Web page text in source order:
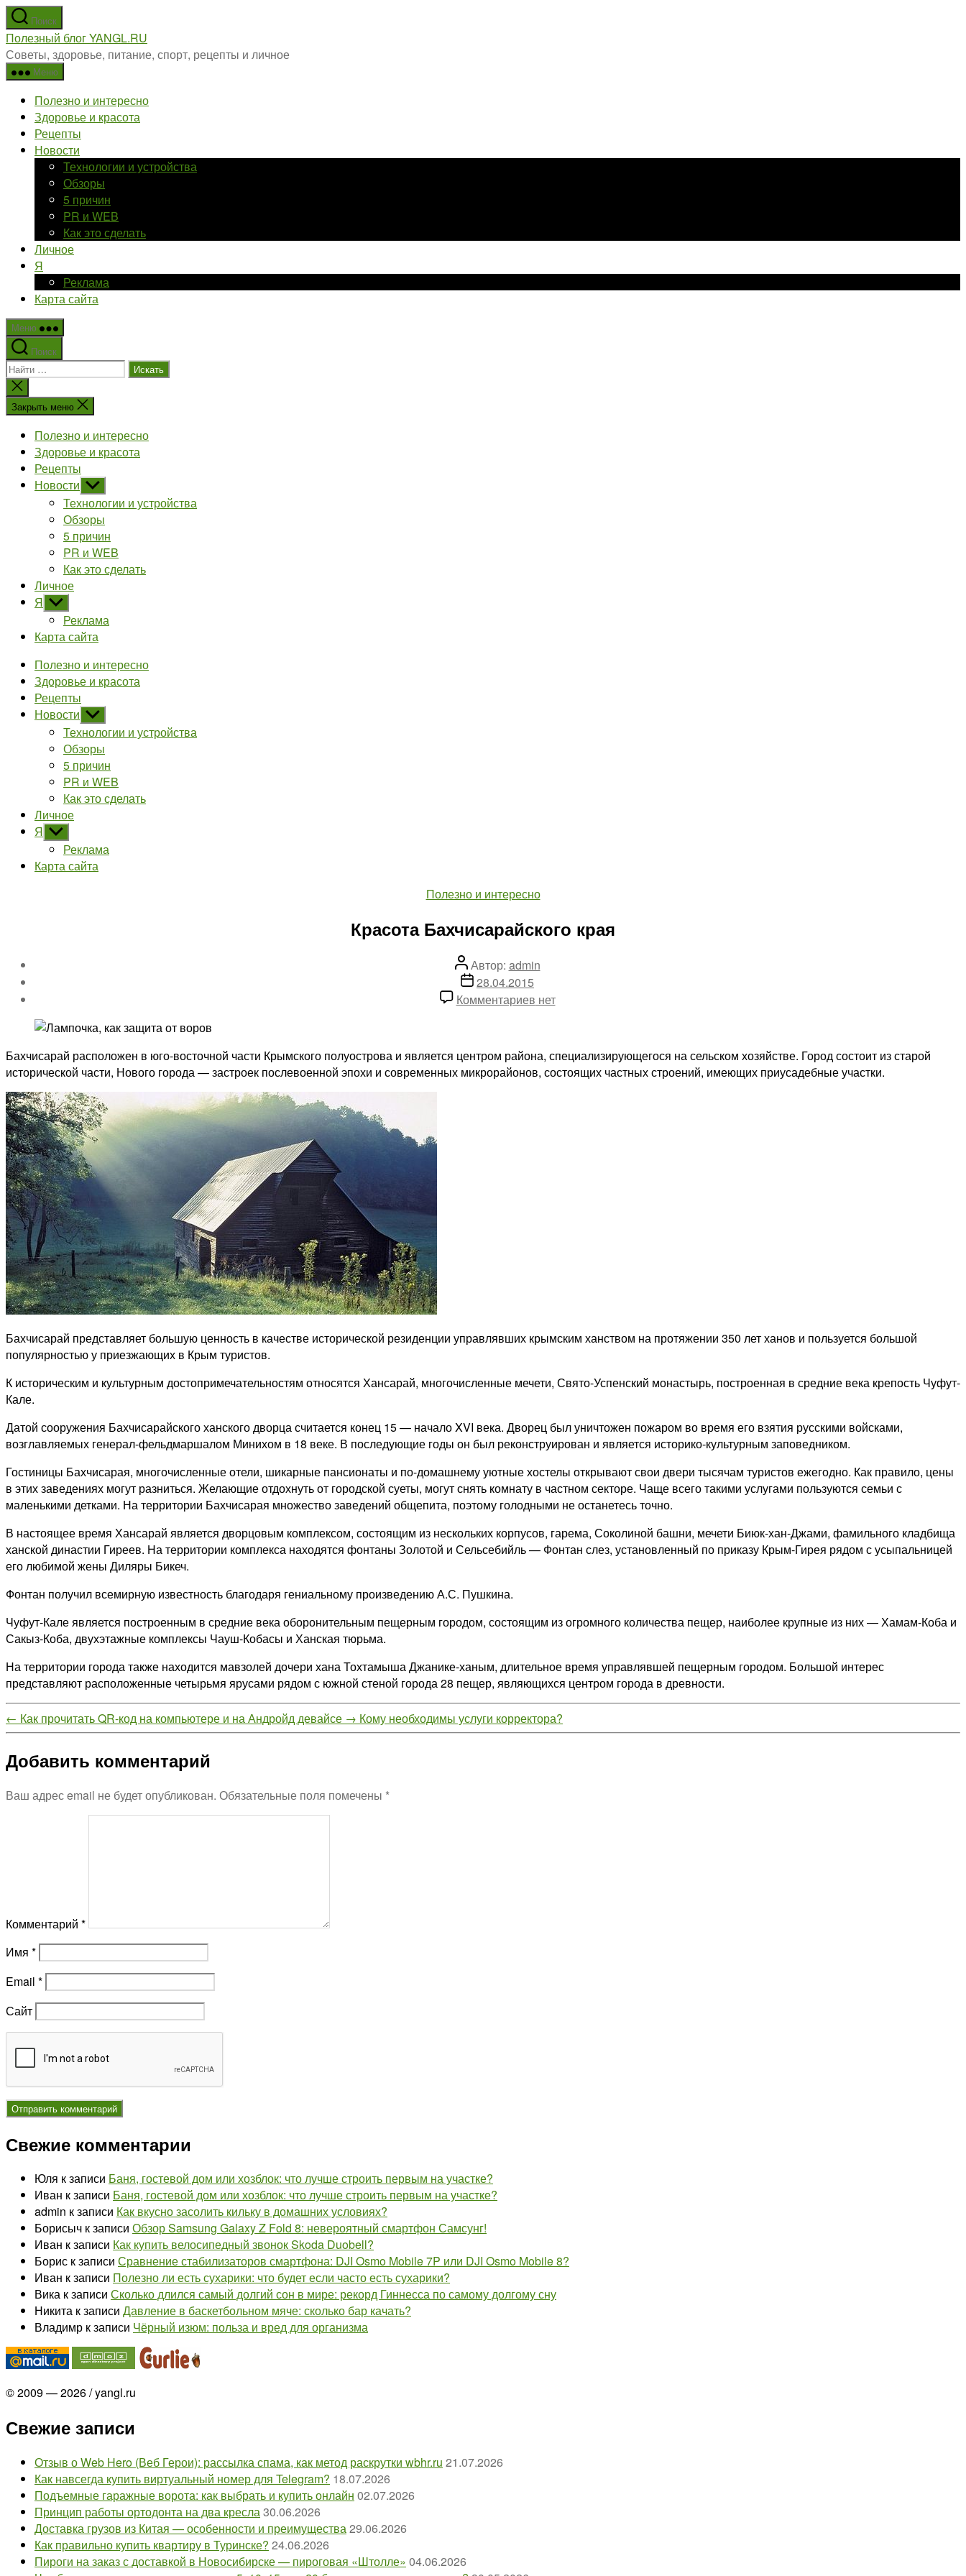
Перейти
к
содержимому
Поиск
Полезный блог YANGL.RU
Советы, здоровье, питание, спорт, рецепты и личное
Меню
Полезно и интересно
Здоровье и красота
Рецепты
Новости
Технологии и устройства
Обзоры
5 причин
PR и WEB
Как это сделать
Личное
Я
Реклама
Карта сайта
Меню
Поиск
Поиск:
Закрыть
поиск
Закрыть меню
Полезно и интересно
Здоровье и красота
Рецепты
Новости Показывать
подменю
Технологии и устройства
Обзоры
5 причин
PR и WEB
Как это сделать
Личное
Я Показывать
подменю
Реклама
Карта сайта
Полезно и интересно
Здоровье и красота
Рецепты
Новости Показывать
подменю
Технологии и устройства
Обзоры
5 причин
PR и WEB
Как это сделать
Личное
Я Показывать
подменю
Реклама
Карта сайта
Рубрики
Полезно и интересно
Красота Бахчисарайского края
Автор
записи
Автор: admin
Дата
записи
28.04.2015
Комментариевк
края
нет
Бахчисарай расположен в юго-восточной части Крымского полуострова и является центром района, специализирующегося на сельском хозяйстве. Город состоит из старой
исторической части, Нового города — застроек послевоенной эпохи и современных микрорайонов, состоящих частных строений, имеющих приусадебные участки.
Бахчисарай представляет большую ценность в качестве исторической резиденции управлявших крымским ханством на протяжении 350 лет ханов и пользуется большой
популярностью у приезжающих в Крым туристов.
К историческим и культурным достопримечательностям относятся Хансарай, многочисленные мечети, Свято-Успенский монастырь, построенная в средние века крепость Чуфут-
Кале.
Датой сооружения Бахчисарайского ханского дворца считается конец 15 — начало XVI века. Дворец был уничтожен пожаром во время его взятия русскими войсками,
возглавляемых генерал-фельдмаршалом Минихом в 18 веке. В последующие годы он был реконструирован и является историко-культурным заповедником.
Гостиницы Бахчисарая, многочисленные отели, шикарные пансионаты и по-домашнему уютные хостелы открывают свои двери тысячам туристов ежегодно. Как правило, цены
в этих заведениях могут разниться. Желающие отдохнуть от городской суеты, могут снять комнату в частном секторе. Чаще всего такими услугами пользуются семьи с
маленькими детками. На территории Бахчисарая множество заведений общепита, поэтому голодными не останетесь точно.
В настоящее время Хансарай является дворцовым комплексом, состоящим из нескольких корпусов, гарема, Соколиной башни, мечети Биюк-хан-Джами, фамильного кладбища
ханской династии Гиреев. На территории комплекса находятся фонтаны Золотой и Сельсебийль — Фонтан слез, установленный по приказу Крым-Гирея рядом с усыпальницей
его любимой жены Диляры Бикеч.
Фонтан получил всемирную известность благодаря гениальному произведению А.С. Пушкина.
Чуфут-Кале является построенным в средние века оборонительным пещерным городом, состоящим из огромного количества пещер, наиболее крупные из них — Хамам-Коба и
Сакыз-Коба, двухэтажные комплексы Чауш-Кобасы и Ханская тюрьма.
На территории города также находится мавзолей дочери хана Тохтамыша Джанике-ханым, длительное время управлявшей пещерным городом. Большой интерес
представляют расположенные четырьмя ярусами рядом с южной стеной города 28 пещер, являющихся центром города в древности.
← Как прочитать QR-код на компьютере и на Андройд девайсе → Кому необходимы услуги корректора?
Добавить комментарий
Ваш адрес email не будет опубликован. Обязательные поля помечены *
Комментарий *
Имя *
Email *
Сайт
Свежие комментарии
Юля к записи Баня, гостевой дом или хозблок: что лучше строить первым на участке?
Иван к записи Баня, гостевой дом или хозблок: что лучше строить первым на участке?
admin к записи Как вкусно засолить кильку в домашних условиях?
Борисыч к записи Обзор Samsung Galaxy Z Fold 8: невероятный смартфон Самсунг!
Иван к записи Как купить велосипедный звонок Skoda Duobell?
Борис к записи Сравнение стабилизаторов смартфона: DJI Osmo Mobile 7P или DJI Osmo Mobile 8?
Иван к записи Полезно ли есть сухарики: что будет если часто есть сухарики?
Вика к записи Сколько длился самый долгий сон в мире: рекорд Гиннесса по самому долгому сну
Никита к записи Давление в баскетбольном мяче: сколько бар качать?
Владимр к записи Чёрный изюм: польза и вред для организма
© 2009 — 2026 / yangl.ru
Свежие записи
Отзыв о Web Hero (Веб Герои): рассылка спама, как метод раскрутки wbhr.ru 21.07.2026
Как навсегда купить виртуальный номер для Telegram? 18.07.2026
Подъемные гаражные ворота: как выбрать и купить онлайн 02.07.2026
Принцип работы ортодонта на два кресла30.06.2026
Доставка грузов из Китая — особенности и преимущества29.06.2026
Как правильно купить квартиру в Туринске? 24.06.2026
Пироги на заказ с доставкой в Новосибирске — пироговая «Штолле» 04.06.2026